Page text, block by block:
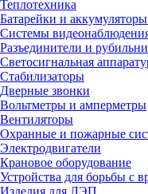
Теплотехника
Батарейки и
Системы
Разъединители и
Светосигнальная
Стабилизаторы
Дверные звонки
Вольтметры и амперметры
Вентиляторы
Охранные и пожарные
Электродвигатели
Крановое оборудование
Устройства для борьбы с
Изделия для ЛЭП